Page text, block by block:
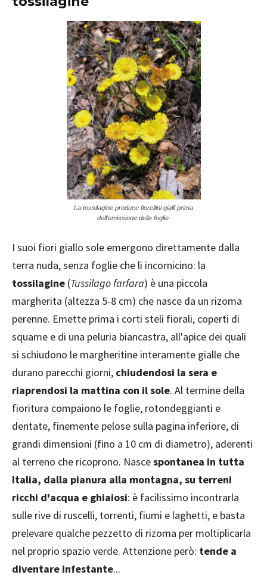
La tossilagine produce fiorellini gialli prima
dell'emissione delle foglie.
I suoi fiori giallo sole emergono direttamente dalla
terra nuda, senza foglie che li incornicino: la
tossilagine (Tussilago farfara) è una piccola
margherita (altezza 5-8 cm) che nasce da un rizoma
perenne. Emette prima i corti steli fiorali, coperti di
squame e di una peluria biancastra, all'apice dei quali
si schiudono le margheritine interamente gialle che
durano parecchi giorni, chiudendosi la sera e
riaprendosi la mattina con il sole. Al termine della
fioritura compaiono le foglie, rotondeggianti e
dentate, finemente pelose sulla pagina inferiore, di
grandi dimensioni (fino a 10 cm di diametro), aderenti
al terreno che ricoprono. Nascespontanea in tutta
Italia, dalla pianura alla montagna, su terreni
ricchi d'acqua e ghiaiosi: è facilissimo incontrarla
sulle rive di ruscelli, torrenti, fiumi e laghetti, e basta
prelevare qualche pezzetto di rizoma per moltiplicarla
nel proprio spazio verde. Attenzione però: tende a
diventare infestante...